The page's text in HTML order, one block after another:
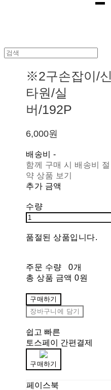
※2구손잡이/신
타원/실
버/192P
6,000원
배송비-
함께 구매 시 배송비 절
약 상품 보기
추가 금액
수량
품절된 상품입니다.
주문 수량
0개
총 상품 금액 0원
구매하기
장바구니에 담기
쉽고 빠른
토스페이 간편결제
구매하기
페이스북